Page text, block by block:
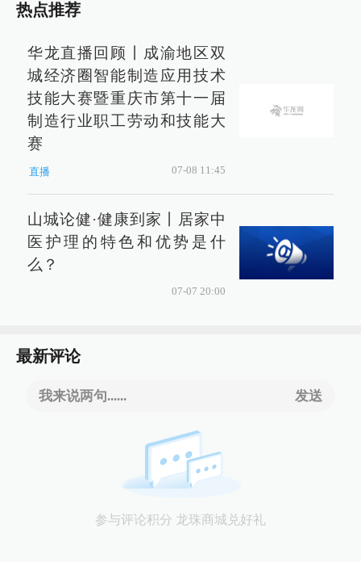
热点推荐
华龙直播回顾丨成渝地区双
城经济圈智能制造应用技术
技能大赛暨重庆市第十一届
制造行业职工劳动和技能大
赛
直播 07-08 11:45
山城论健·健康到家丨居家中
医护理的特色和优势是什
么？
07-07 20:00
最新评论
我来说两句...... 发送
参与评论积分 龙珠商城兑好礼